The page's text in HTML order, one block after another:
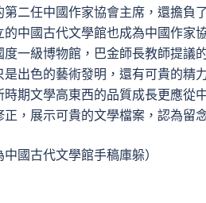
第二任中國作家協會主席，還擔負
的中國古代文學館也成為中國作
一級博物館，巴金師長教師提議
是出色的藝術發明，還有可貴的精
時期文學高東西的品質成長更應從
正，展示可貴的文學檔案，認為留
中國古代文學館手稿庫躲）